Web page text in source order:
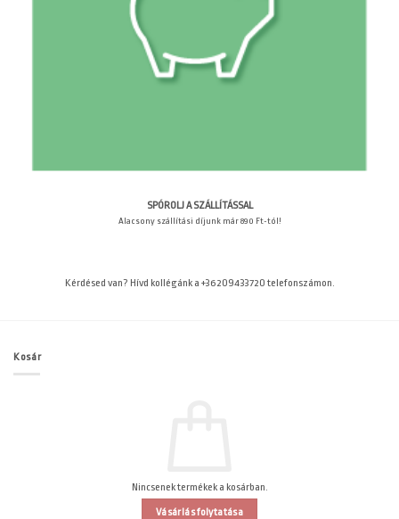
SPÓROLJ A SZÁLLÍTÁSSAL
Alacsony szállítási díjunk már 890 Ft-tól!
Kérdésed van? Hívd kollégánk a +36209433720 telefonszámon.
Kosár
Nincsenek termékek a kosárban.
Vásárlás folytatása